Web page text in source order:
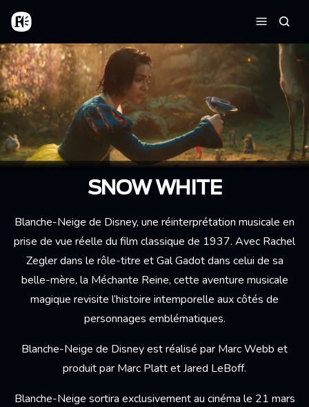
Aller au contenu principal
Accueil
Menu
SNOW WHITE
Blanche-Neige de Disney, une réinterprétation musicale en
prise de vue réelle du film classique de 1937. Avec Rachel
Zegler dans le rôle-titre et Gal Gadot dans celui de sa
belle-mère, la Méchante Reine, cette aventure musicale
magique revisite l’histoire intemporelle aux côtés de
personnages emblématiques.
Blanche-Neige de Disney est réalisé par Marc Webb et
produit par Marc Platt et Jared LeBoff.
Blanche-Neige sortira exclusivement au cinéma le 21 mars